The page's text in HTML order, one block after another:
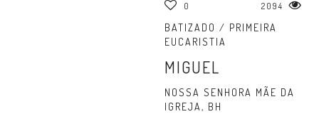
0 2094
BATIZADO / PRIMEIRA
EUCARISTIA
MIGUEL
NOSSA SENHORA MÃE DA
IGREJA, BH